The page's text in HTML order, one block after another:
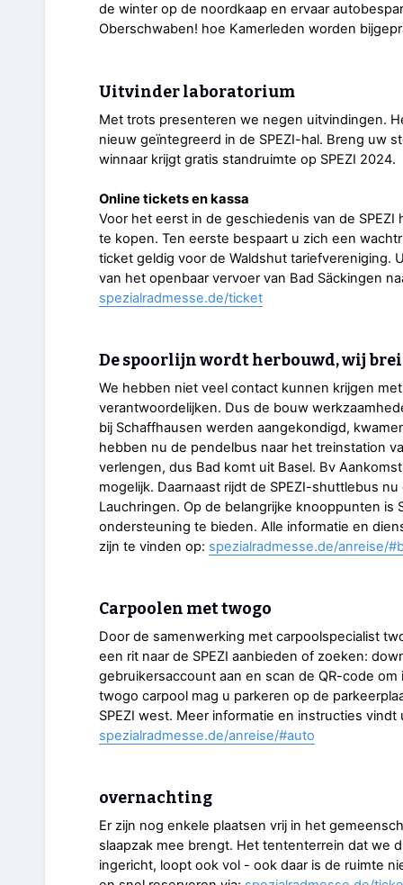
de winter op de noordkaap en ervaar
Oberschwaben! hoe Kamerleden worden
Uitvinder laboratorium
Met trots presenteren we negen uitvindingen.
nieuw geïntegreerd in de SPEZI-hal. Breng uw
winnaar krijgt gratis standruimte op SPEZI 2024.
Online tickets en kassa
Voor het eerst in de geschiedenis van de
te kopen. Ten eerste bespaart u zich een
ticket geldig voor de Waldshut tariefvereniging.
van het openbaar vervoer van Bad Säckingen
spezialradmesse.de/ticket
De spoorlijn wordt herbouwd, wij
We hebben niet veel contact kunnen krijgen
verantwoordelijken. Dus de bouw
bij Schaffhausen werden aangekondigd,
hebben nu de pendelbus naar het treinstation
verlengen, dus Bad komt uit Basel. Bv
mogelijk. Daarnaast rijdt de SPEZI-shuttlebus
Lauchringen. Op de belangrijke knooppunten is
ondersteuning te bieden. Alle informatie en
zijn te vinden op: spezialradmesse.de/anreise/
Carpoolen met twogo
Door de samenwerking met carpoolspecialist
een rit naar de SPEZI aanbieden of zoeken:
gebruikersaccount aan en scan de QR-code
twogo carpool mag u parkeren op de
SPEZI west. Meer informatie en instructies vindt
spezialradmesse.de/anreise/#auto
overnachting
Er zijn nog enkele plaatsen vrij in het
slaapzak mee brengt. Het tententerrein dat we
ingericht, loopt ook vol - ook daar is de ruimte